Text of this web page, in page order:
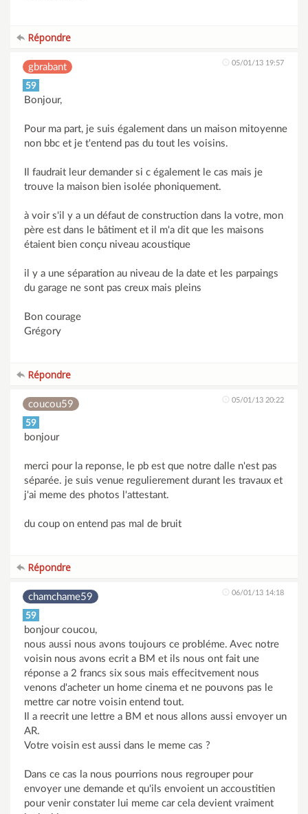
Répondre
gbrabant 05/01/13 19:57
59
Bonjour,
Pour ma part, je suis également dans un maison mitoyenne
non bbc et je t'entend pas du tout les voisins.
Il faudrait leur demander si c également le cas mais je
trouve la maison bien isolée phoniquement.
à voir s'il y a un défaut de construction dans la votre, mon
père est dans le bâtiment et il m'a dit que les maisons
étaient bien conçu niveau acoustique
il y a une séparation au niveau de la date et les parpaings
du garage ne sont pas creux mais pleins
Bon courage
Grégory
Répondre
coucou59 05/01/13 20:22
59
bonjour
merci pour la reponse, le pb est que notre dalle n'est pas
séparée. je suis venue regulierement durant les travaux et
j'ai meme des photos l'attestant.
du coup on entend pas mal de bruit
Répondre
chamchame59 06/01/13 14:18
59
bonjour coucou,
nous aussi nous avons toujours ce probléme. Avec notre
voisin nous avons ecrit a BM et ils nous ont fait une
réponse a 2 francs six sous mais effecitvement nous
venons d'acheter un home cinema et ne pouvons pas le
mettre car notre voisin entend tout.
Il a reecrit une lettre a BM et nous allons aussi envoyer un
AR.
Votre voisin est aussi dans le meme cas ?
Dans ce cas la nous pourrions nous regrouper pour
envoyer une demande et qu'ils envoient un accoustitien
pour venir constater lui meme car cela devient vraiment